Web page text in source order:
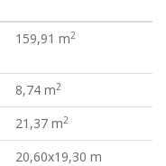
159,91 m2
8,74 m2
21,37 m2
20,60x19,30 m